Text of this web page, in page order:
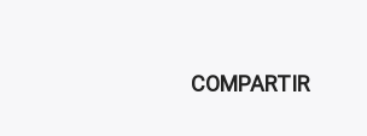
COMPARTIR